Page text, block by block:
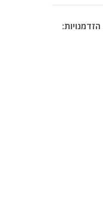
הזדמנויות: